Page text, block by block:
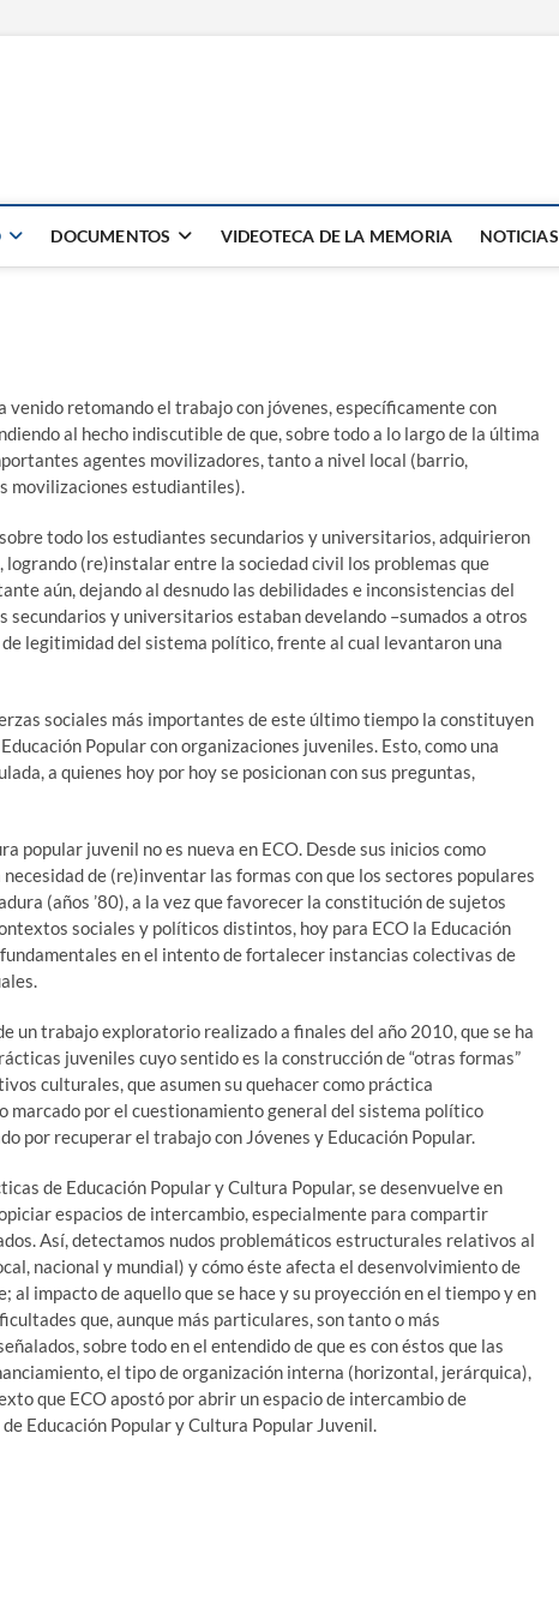
DOCUMENTOS VIDEOTECA DE LA MEMORIA NOTICIAS
retomando el trabajo con jóvenes, específicamente con
al hecho indiscutible de que, sobre todo a lo largo de la última
agentes movilizadores, tanto a nivel local (barrio,
movilizaciones estudiantiles).
todo los estudiantes secundarios y universitarios, adquirieron
(re)instalar entre la sociedad civil los problemas que
aún, dejando al desnudo las debilidades e inconsistencias del
secundarios y universitarios estaban develando –sumados a otros
legitimidad del sistema político, frente al cual levantaron una
sociales más importantes de este último tiempo la constituyen
Popular con organizaciones juveniles. Esto, como una
a quienes hoy por hoy se posicionan con sus preguntas,
popular juvenil no es nueva en ECO. Desde sus inicios como
de (re)inventar las formas con que los sectores populares
(años ’80), a la vez que favorecer la constitución de sujetos
sociales y políticos distintos, hoy para ECO la Educación
en el intento de fortalecer instancias colectivas de
un trabajo exploratorio realizado a finales del año 2010, que se ha
juveniles cuyo sentido es la construcción de “otras formas”
culturales, que asumen su quehacer como práctica
marcado por el cuestionamiento general del sistema político
por recuperar el trabajo con Jóvenes y Educación Popular.
de Educación Popular y Cultura Popular, se desenvuelve en
espacios de intercambio, especialmente para compartir
Así, detectamos nudos problemáticos estructurales relativos al
nacional y mundial) y cómo éste afecta el desenvolvimiento de
impacto de aquello que se hace y su proyección en el tiempo y en
que, aunque más particulares, son tanto o más
sobre todo en el entendido de que es con éstos que las
el tipo de organización interna (horizontal, jerárquica),
que ECO apostó por abrir un espacio de intercambio de
Educación Popular y Cultura Popular Juvenil.